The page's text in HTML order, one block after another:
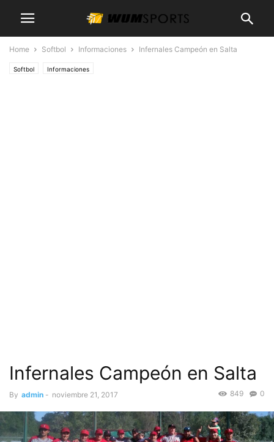
Home Softbol Informaciones Infernales Campeón en Salta
Softbol Informaciones
Infernales Campeón en Salta
By admin - noviembre 21, 2017 0
849